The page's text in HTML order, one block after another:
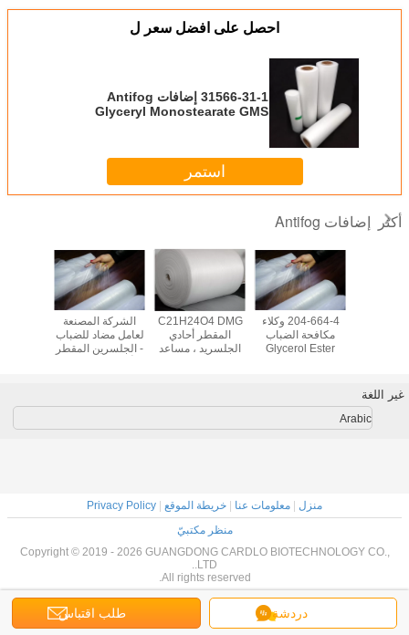
احصل على افضل سعر ل
31566-31-1 إضافات Antifog
Glyceryl Monostearate GMS
استمر
أكثر إضافات Antifog
الشركة المصنعة
لعامل مضاد للضباب
- الجلسرين المقطر
C21H24O4 DMG
المقطر أحادي
الجلسريد ، مساعد
204-664-4 وكلاء
مكافحة الضباب
Glycerol Ester
دردشة طلب اقتباس
غير اللغة
Arabic
منزل معلومات عنا خريطة الموقع
Privacy Policy
منظر مكتبيّ
Copyright © 2019 - 2026 GUANGDONG CARDLO BIOTECHNOLOGY CO.,
LTD..
All rights reserved.